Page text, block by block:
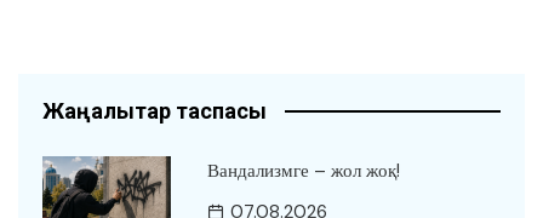
Жаңалықтар таспасы
Вандализмге – жол жоқ!
07.08.2026